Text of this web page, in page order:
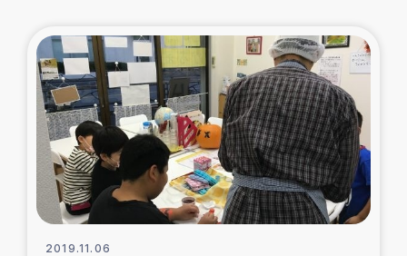
東ティモール豪雨緊急支援
大雨による洪水被災者支援
カカオ生産者支援事業
シリア国内避難民・帰還民の生活再建支援
トルコにおけるシリア難民支援事業
2019.11.06